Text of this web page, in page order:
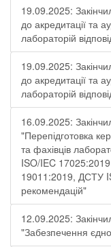
19.09.2025:
до акредитації та
лабораторій
19.09.2025:
до акредитації та
лабораторій
16.09.2025:
"Перепідготовка
та фахівців
ISO/IEC
19011:2019, ДСТУ
рекомендацій"
12.09.2025:
"Забезпечення